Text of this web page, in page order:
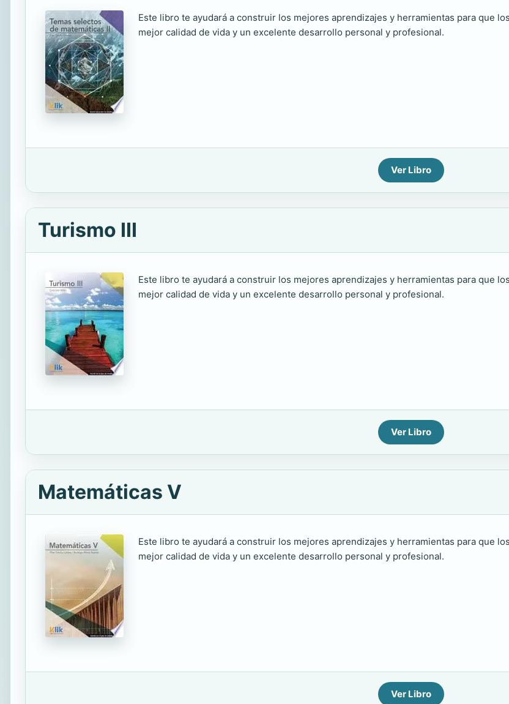
Este libro te ayudará a construir los mejores aprendizajes y herramientas para que
mejor calidad de vida y un excelente desarrollo personal y profesional.
Ver Libro
Turismo III
Este libro te ayudará a construir los mejores aprendizajes y herramientas para que
mejor calidad de vida y un excelente desarrollo personal y profesional.
Ver Libro
Matemáticas V
Este libro te ayudará a construir los mejores aprendizajes y herramientas para que
mejor calidad de vida y un excelente desarrollo personal y profesional.
Ver Libro